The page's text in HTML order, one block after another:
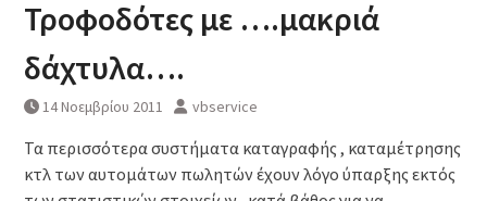
Τροφοδότες με ….μακριά
δάχτυλα….
14 Νοεμβρίου 2011 vbservice
Τα περισσότερα συστήματα καταγραφής , καταμέτρησης
κτλ των αυτομάτων πωλητών έχουν λόγο ύπαρξης εκτός